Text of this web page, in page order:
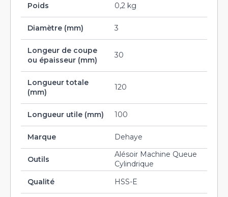
Poids 0,2 kg
Diamètre (mm) 3
Longeur de coupe
ou épaisseur (mm)
30
Longueur totale
(mm)
120
Longueur utile (mm) 100
Marque Dehaye
Outils
Alésoir Machine Queue
Cylindrique
Qualité
HSS-E